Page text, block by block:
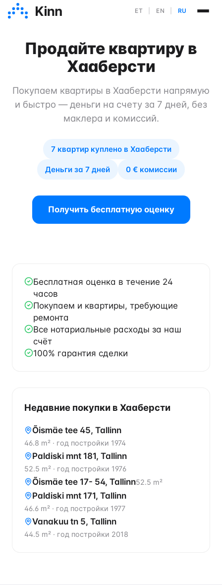
ET EN RU
Продайте квартиру в
Хааберсти
Покупаем квартиры в Хааберсти напрямую
и быстро — деньги на счету за 7 дней, без
маклера и комиссий.
7 квартир куплено в Хааберсти
Деньги за 7 дней 0 € комиссии
Получить бесплатную оценку
Бесплатная оценка в течение 24
часов
Покупаем и квартиры, требующие
ремонта
Все нотариальные расходы за наш
счёт
100% гарантия сделки
Недавние покупки в Хааберсти
Õismäe tee 45, Tallinn
46.8 m² · год постройки 1974
Paldiski mnt 181, Tallinn
52.5 m² · год постройки 1976
Õismäe tee 17- 54, Tallinn52.5 m²
Paldiski mnt 171, Tallinn
46.6 m² · год постройки 1977
Vanakuu tn 5, Tallinn
44.5 m² · год постройки 2018